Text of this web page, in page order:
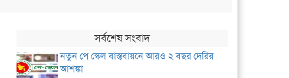
সর্বশেষ সংবাদ
নতুন পে স্কেল বাস্তবায়নে আরও ২ বছর দেরির
আশঙ্কা